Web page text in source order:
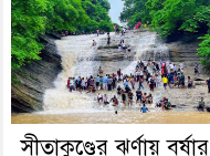
সীতাকুণ্ডের ঝর্ণায় বর্ষার